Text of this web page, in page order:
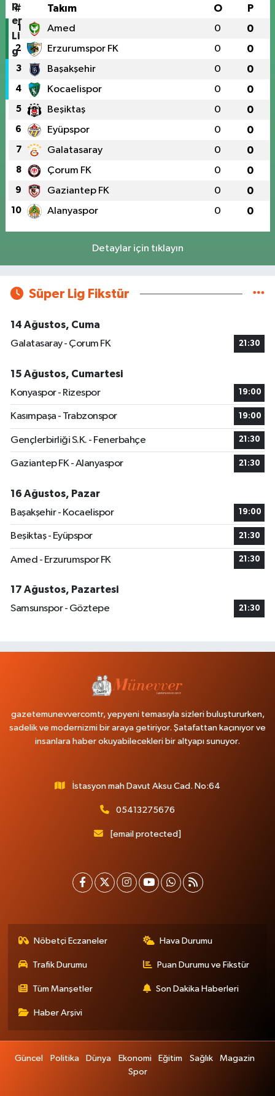
# Takım O P
1 Amed 0 0
2 Erzurumspor FK 0 0
3 Başakşehir 0 0
4 Kocaelispor 0 0
5 Beşiktaş 0 0
6 Eyüpspor 0 0
7 Galatasaray 0 0
8 Çorum FK 0 0
9 Gaziantep FK 0 0
10 Alanyaspor 0 0
Detaylar için tıklayın
Süper Lig Fikstür
14 Ağustos, Cuma
Galatasaray - Çorum FK
21:30
15 Ağustos, Cumartesi
Konyaspor - Rizespor
19:00
Kasımpaşa - Trabzonspor 19:00
Gençlerbirliği S.K. - Fenerbahçe 21:30
Gaziantep FK - Alanyaspor 21:30
16 Ağustos, Pazar
Başakşehir - Kocaelispor
19:00
Beşiktaş - Eyüpspor 21:30
Amed - Erzurumspor FK 21:30
17 Ağustos, Pazartesi
Samsunspor - Göztepe
21:30
gazetemunevvercomtr, yepyeni temasıyla sizleri buluştururken,
sadelik ve modernizmi bir araya getiriyor. Şatafattan kaçınıyor ve
insanlara haber okuyabilecekleri bir altyapı sunuyor.
İstasyon mah Davut Aksu Cad. No:64
05413275676
[email protected]
Nöbetçi Eczaneler Hava Durumu
Trafik Durumu Puan Durumu ve Fikstür
Tüm Manşetler Son Dakika Haberleri
Haber Arşivi
Güncel Politika Dünya Ekonomi Eğitim Sağlık
Magazin
Spor